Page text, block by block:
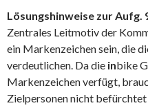
Lösungshinweise zur Aufg.
Zentrales Leitmotiv der
ein Markenzeichen sein, die
verdeutlichen. Da die inbike
Markenzeichen verfügt,
Zielpersonen nicht befürchtet